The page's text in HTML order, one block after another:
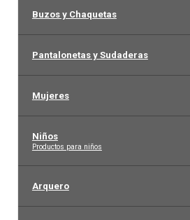
Buzos y Chaquetas
Pantalonetas y Sudaderas
Mujeres
Niños
–
Productos para niños
Arquero